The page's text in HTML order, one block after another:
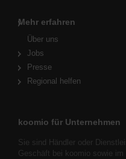
Mehr erfahren
Über uns
Jobs
Presse
Regional helfen
koomio für Unternehmen
Sie sind Händler oder
Geschäft bei koomio sowie